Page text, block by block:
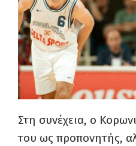
Στη συνέχεια, ο
του ως προπονητής,